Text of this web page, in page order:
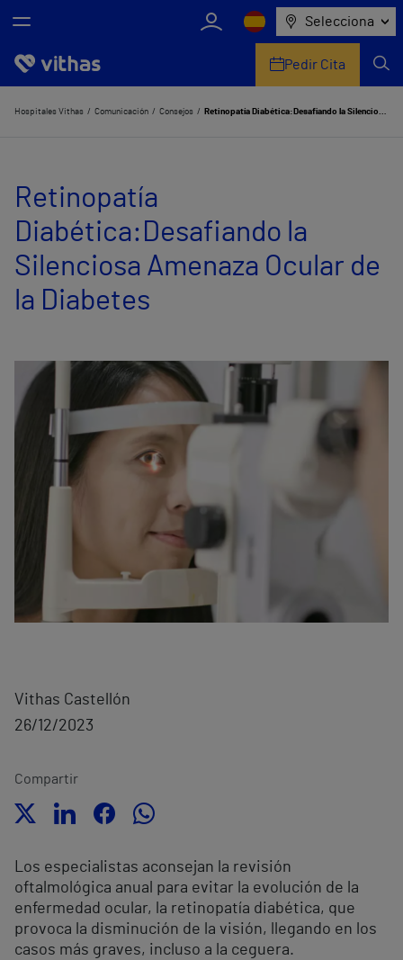
Selecciona
Nosotros
Servicios de salud
Equipo médico y asistencial
Pedir Cita
Hospitales Vithas Comunicación Consejos Retinopatía Diabética:Desafiando la Silenciosa Amenaza Ocular de la Diabetes
Retinopatía
Diabética:Desafiando la
Silenciosa Amenaza Ocular de
la Diabetes
Vithas Castellón
26/12/2023
Compartir
Los especialistas aconsejan la revisión
oftalmológica anual para evitar la evolución de la
enfermedad ocular, la retinopatía diabética, que
provoca la disminución de la visión, llegando en los
casos más graves, incluso a la ceguera.